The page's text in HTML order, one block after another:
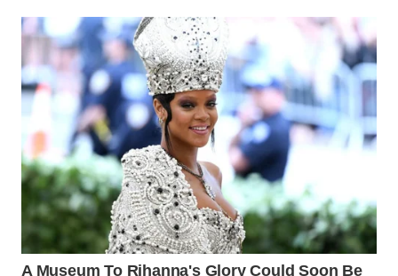
MALUKU
WN
MALUT
WN
DAIRI
WN
DANAU
TOBA